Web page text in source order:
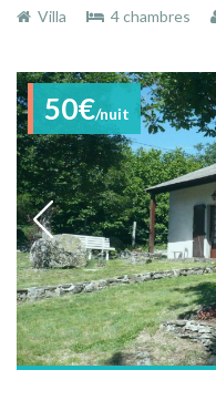
Villa
4 chambres
50€/nuit